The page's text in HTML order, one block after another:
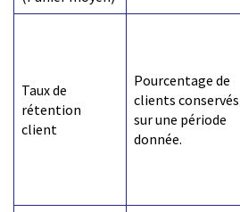
Taux de
rétention
client
Pourcentage de
clients conservés
sur une période
donnée.